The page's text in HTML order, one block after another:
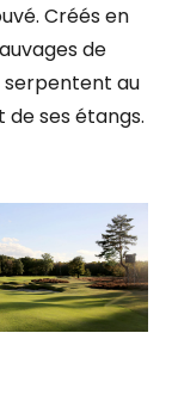
Créés en
de
serpentent au
de ses étangs.